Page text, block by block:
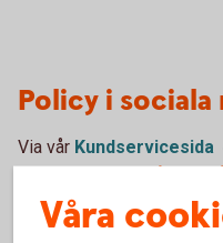
Policy i
Via vår Kundservicesida
Tänk på att inte lämna ut
Våra